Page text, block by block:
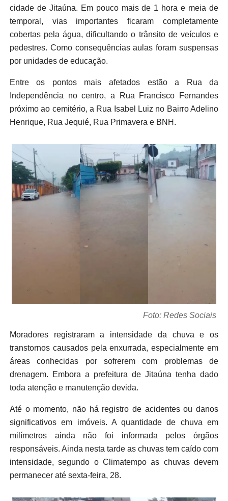
cidade de Jitaúna. Em pouco mais de 1 hora e meia de
temporal, vias importantes ficaram completamente
cobertas pela água, dificultando o trânsito de veículos e
pedestres. Como consequências aulas foram suspensas
por unidades de educação.
Entre os pontos mais afetados estão a Rua da
Independência no centro, a Rua Francisco Fernandes
próximo ao cemitério, a Rua Isabel Luiz no Bairro Adelino
Henrique, Rua Jequié, Rua Primavera e BNH.
Foto: Redes Sociais
Moradores registraram a intensidade da chuva e os
transtornos causados pela enxurrada, especialmente em
áreas conhecidas por sofrerem com problemas de
drenagem. Embora a prefeitura de Jitaúna tenha dado
toda atenção e manutenção devida.
Até o momento, não há registro de acidentes ou danos
significativos em imóveis. A quantidade de chuva em
milímetros ainda não foi informada pelos órgãos
responsáveis. Ainda nesta tarde as chuvas tem caído com
intensidade, segundo o Climatempo as chuvas devem
permanecer até sexta-feira, 28.